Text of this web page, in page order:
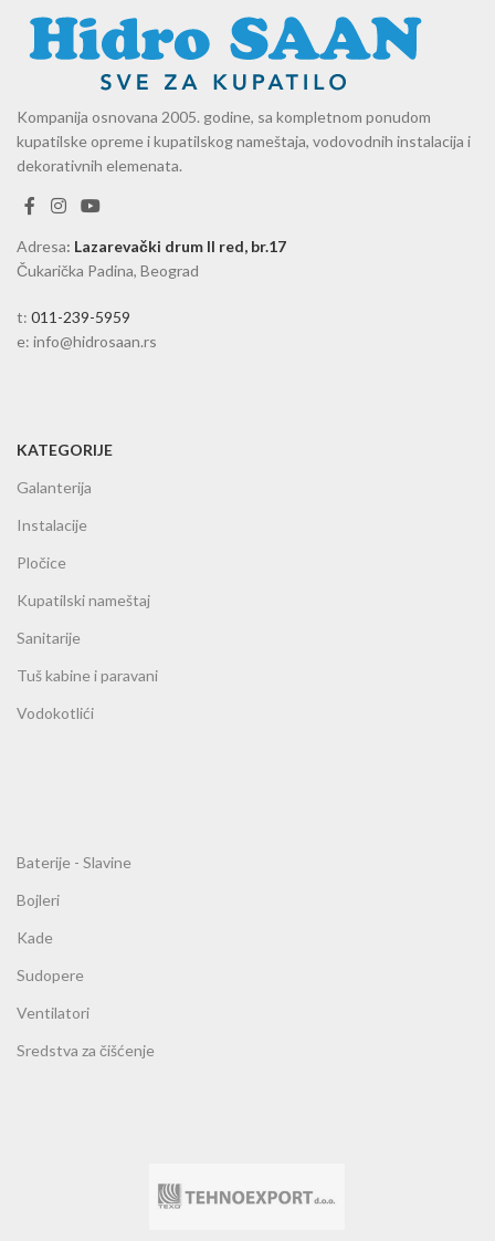
Kompanija osnovana 2005. godine, sa kompletnom ponudom
kupatilske opreme i kupatilskog nameštaja, vodovodnih instalacija i
dekorativnih elemenata.
Adresa: Lazarevački drum II red, br.17
Čukarička Padina, Beograd
t: 011-239-5959
e: info@hidrosaan.rs
KATEGORIJE
Galanterija
Instalacije
Pločice
Kupatilski nameštaj
Sanitarije
Tuš kabine i paravani
Vodokotlići
Baterije - Slavine
Bojleri
Kade
Sudopere
Ventilatori
Sredstva za čišćenje